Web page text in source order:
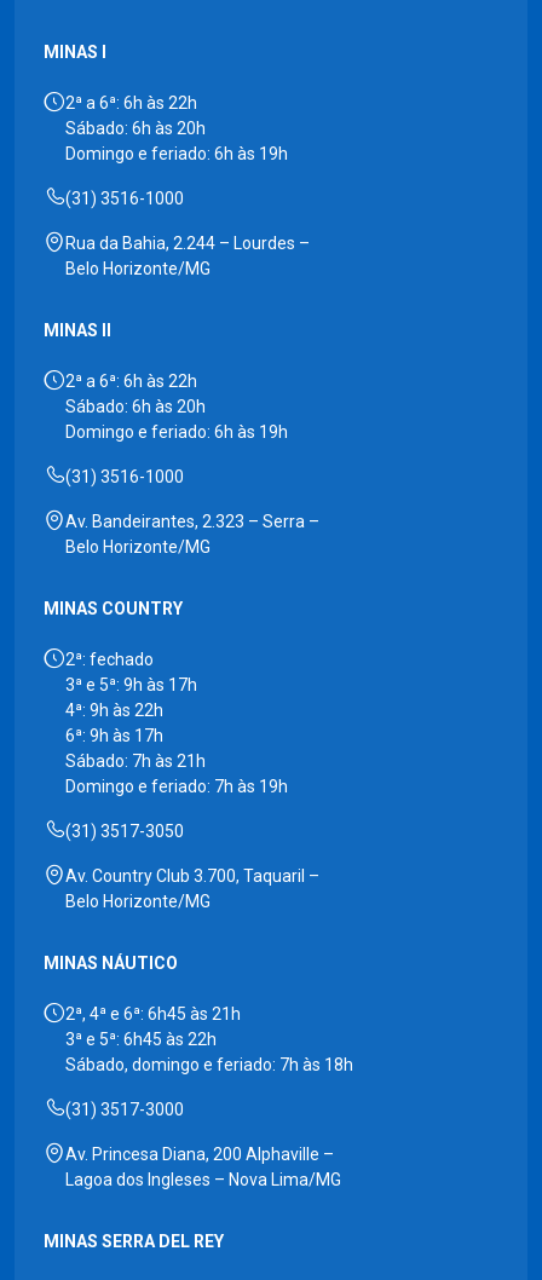
MINAS I
2ª a 6ª: 6h às 22h
Sábado: 6h às 20h
Domingo e feriado: 6h às 19h
(31) 3516-1000
Rua da Bahia, 2.244 – Lourdes –
Belo Horizonte/MG
MINAS II
2ª a 6ª: 6h às 22h
Sábado: 6h às 20h
Domingo e feriado: 6h às 19h
(31) 3516-1000
Av. Bandeirantes, 2.323 – Serra –
Belo Horizonte/MG
MINAS COUNTRY
2ª: fechado
3ª e 5ª: 9h às 17h
4ª: 9h às 22h
6ª: 9h às 17h
Sábado: 7h às 21h
Domingo e feriado: 7h às 19h
(31) 3517-3050
Av. Country Club 3.700, Taquaril –
Belo Horizonte/MG
MINAS NÁUTICO
2ª, 4ª e 6ª: 6h45 às 21h
3ª e 5ª: 6h45 às 22h
Sábado, domingo e feriado: 7h às 18h
(31) 3517-3000
Av. Princesa Diana, 200 Alphaville –
Lagoa dos Ingleses – Nova Lima/MG
MINAS SERRA DEL REY